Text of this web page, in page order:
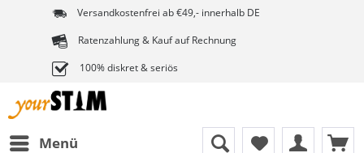
Versandkostenfrei ab €49,- innerhalb DE
Ratenzahlung & Kauf auf Rechnung
100% diskret & seriös
Menü